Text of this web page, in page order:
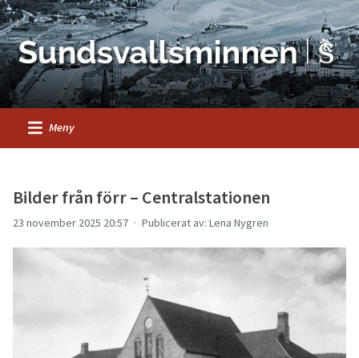
Meny
Bilder från förr – Centralstationen
23 november 2025 20:57 Publicerat av: Lena Nygren